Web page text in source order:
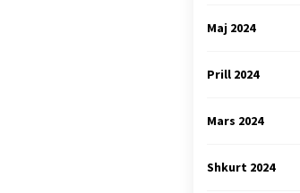
Maj 2024
Prill 2024
Mars 2024
Shkurt 2024